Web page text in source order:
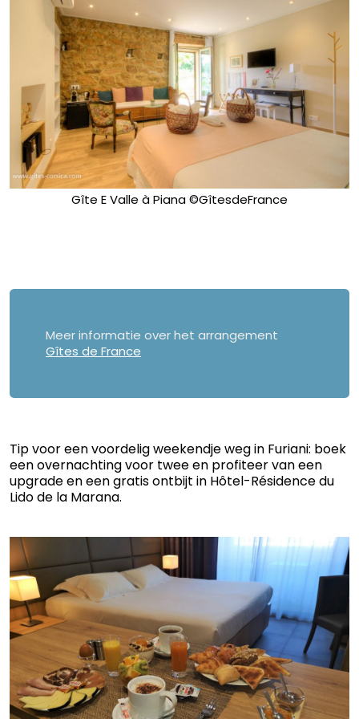
Gîte E Valle à Piana ©GîtesdeFrance
Meer informatie over het arrangement
Gîtes de France
Tip voor een voordelig weekendje weg in Furiani: boek
een overnachting voor twee en profiteer van een
upgrade en een gratis ontbijt in Hôtel-Résidence du
Lido de la Marana.